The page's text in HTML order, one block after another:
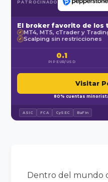
PATROCINADO
El broker favorito de los
✓ MT4, MT5, cTrader y
✓ Scalping sin restricciones
0.1
PIP EUR/USD
Visitar
80% cuentas
ASIC FCA CySEC BaFin
Dentro del mundo